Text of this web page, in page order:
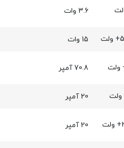
3.6 وات
15 وات
70.8 آمپر
20 آمپر
20 آمپر